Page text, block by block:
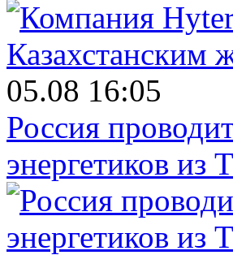
05.08 16:05
Россия
энергетиков из